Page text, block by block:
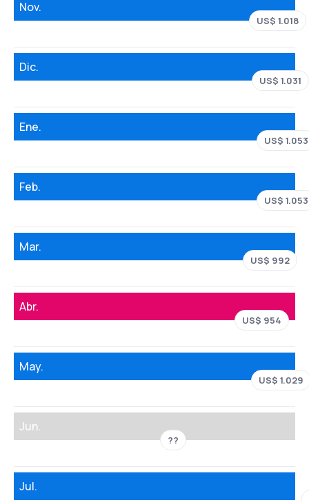
Nov.
US$ 1.018
Dic.
US$ 1.031
Ene.
US$ 1.053
Feb.
US$ 1.053
Mar.
US$ 992
Abr.
US$ 954
May.
US$ 1.029
Jun.
??
Jul.